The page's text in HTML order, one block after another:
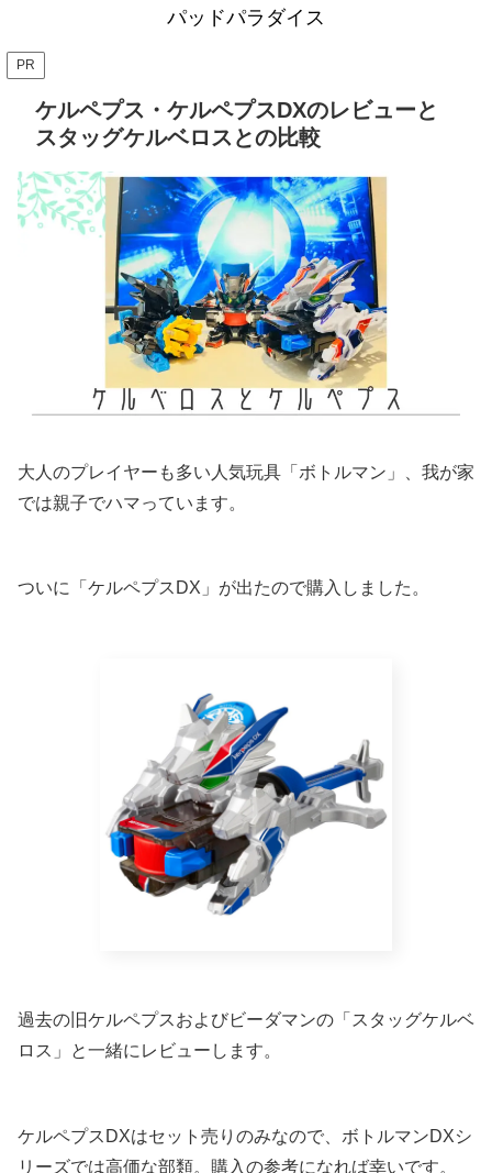
パッドパラダイス
PR
ケルペプス・ケルペプスDXのレビューと
スタッグケルベロスとの比較
大人のプレイヤーも多い人気玩具「ボトルマン」、我が家
では親子でハマっています。
ついに「ケルペプスDX」が出たので購入しました。
過去の旧ケルペプスおよびビーダマンの「スタッグケルベ
ロス」と一緒にレビューします。
ケルペプスDXはセット売りのみなので、ボトルマンDXシ
リーズでは高価な部類。購入の参考になれば幸いです。